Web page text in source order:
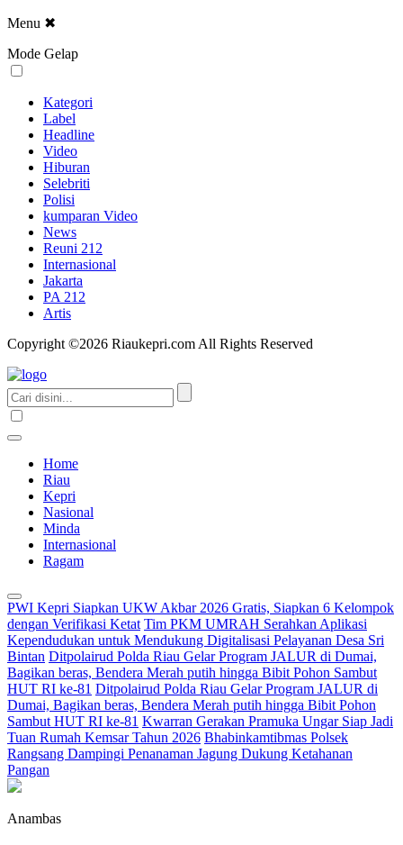
Menu ✖
Mode Gelap
Kategori
Label
Headline
Video
Hiburan
Selebriti
Polisi
kumparan Video
News
Reuni 212
Internasional
Jakarta
PA 212
Artis
Copyright ©2026 Riaukepri.com All Rights Reserved
Home
Riau
Kepri
Nasional
Minda
Internasional
Ragam
PWI Kepri Siapkan UKW Akbar 2026 Gratis, Siapkan 6 Kelompok
dengan Verifikasi Ketat Tim PKM UMRAH Serahkan Aplikasi
Kependudukan untuk Mendukung Digitalisasi Pelayanan Desa Sri
Bintan Ditpolairud Polda Riau Gelar Program JALUR di Dumai,
Bagikan beras, Bendera Merah putih hingga Bibit Pohon Sambut
HUT RI ke-81 Ditpolairud Polda Riau Gelar Program JALUR di
Dumai, Bagikan beras, Bendera Merah putih hingga Bibit Pohon
Sambut HUT RI ke-81 Kwarran Gerakan Pramuka Ungar Siap Jadi
Tuan Rumah Kemsar Tahun 2026 Bhabinkamtibmas Polsek
Rangsang Dampingi Penanaman Jagung Dukung Ketahanan
Pangan
Anambas